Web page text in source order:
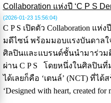
Collaboration แห่งปี ‘C P S
(2026-01-23 15:56:04)
C P S เปิดตัว Collaboration แห่
มดีไซน์ พร้อมมอบแรงบันดาล
ศิลปินและแบรนด์ชั้นนำมาร่วม
ผ่าน C P S โดยหนึ่งในศิลปินที่
ได้เลยก็คือ ‘เตนล์’ (NCT) ที่ไ
‘Designed with heart, created